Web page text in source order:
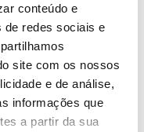
conteúdo e
de redes sociais e
site com os nossos
e de análise,
informações que
a partir da sua
d a Suméria e
está a
Auxiliar no
do CEF.